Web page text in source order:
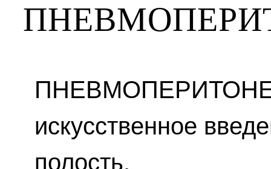
искусственное
полость.